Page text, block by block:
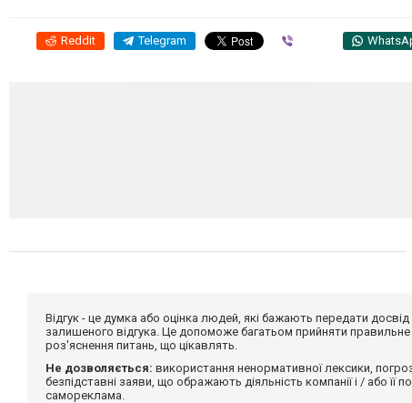
Reddit Telegram
Відгук - це думка або оцінка людей, які бажають передати
залишеного відгука. Це допоможе багатьом прийняти
роз'яснення питань, що цікавлять.
Не дозволяється: використання ненормативної лексики,
безпідставні заяви, що ображають діяльність компанії і / або
самореклама.